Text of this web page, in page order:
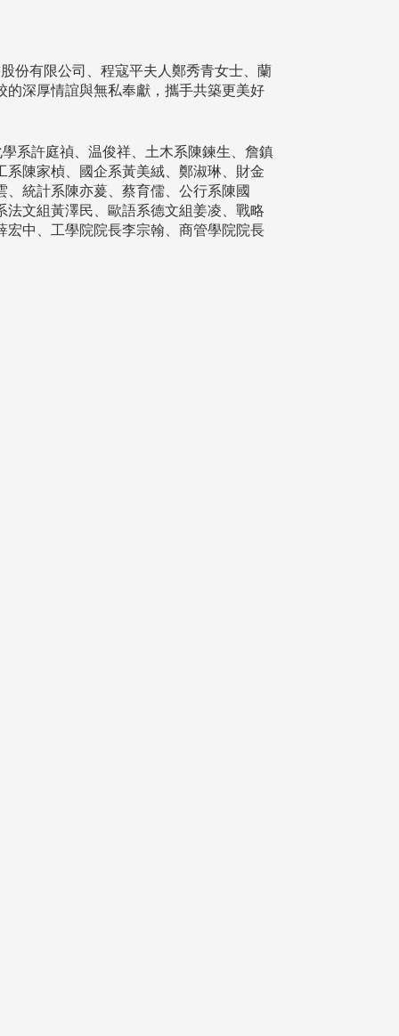
份有限公司、程寇平夫人鄭秀青女士、蘭
深厚情誼與無私奉獻，攜手共築更美好
系許庭禎、温俊祥、土木系陳鍊生、詹鎮
陳家楨、國企系黃美絨、鄭淑琳、財金
統計系陳亦萲、蔡育儒、公行系陳國
文組黃澤民、歐語系德文組姜凌、戰略
中、工學院院長李宗翰、商管學院院長